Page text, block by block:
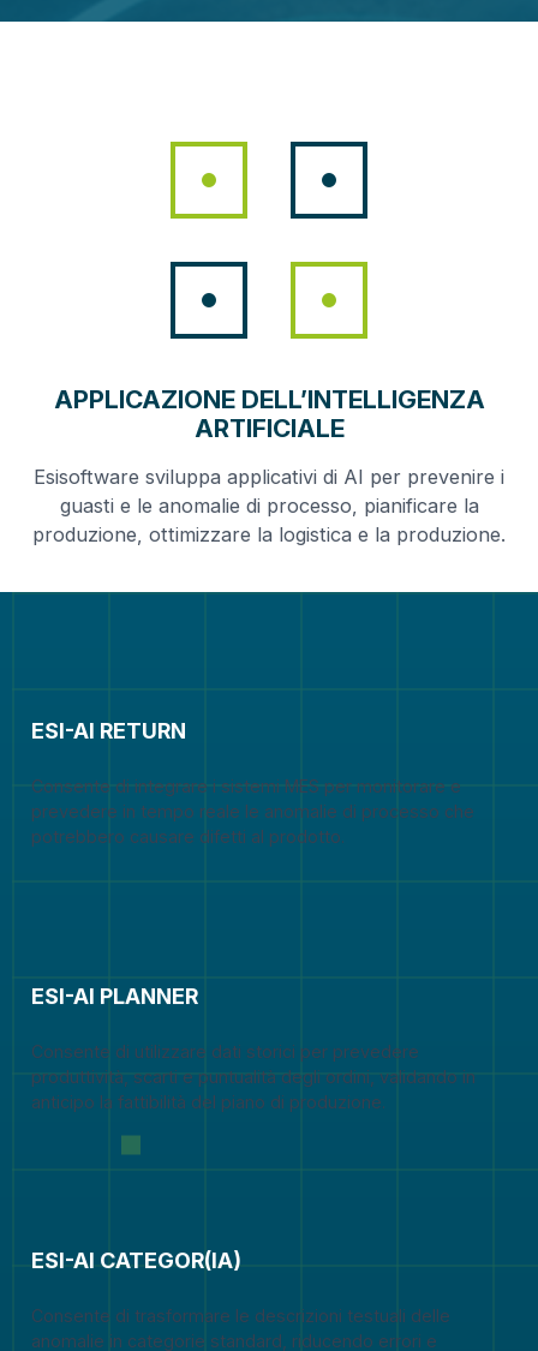
APPLICAZIONE DELL’INTELLIGENZA
ARTIFICIALE
Esisoftware sviluppa applicativi di AI per prevenire i
guasti e le anomalie di processo, pianificare la
produzione, ottimizzare la logistica e la produzione.
ESI-AI RETURN
Consente di integrare i sistemi MES per monitorare e
prevedere in tempo reale le anomalie di processo che
potrebbero causare difetti al prodotto.
ESI-AI PLANNER
Consente di utilizzare dati storici per prevedere
produttività, scarti e puntualità degli ordini, validando in
anticipo la fattibilità del piano di produzione.
ESI-AI CATEGOR(IA)
Consente di trasformare le descrizioni testuali delle
anomalie in categorie standard, riducendo errori e